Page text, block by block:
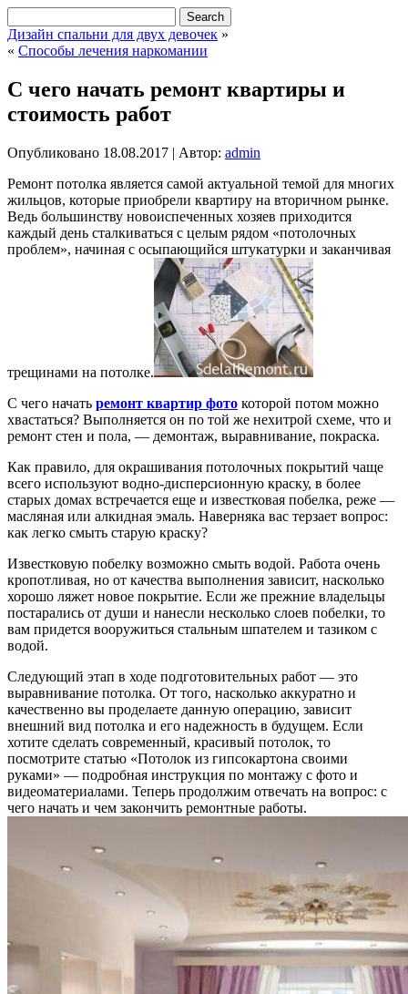
Дизайн спальни для двух девочек »
« Способы лечения наркомании
С чего начать ремонт квартиры и
стоимость работ
Опубликовано 18.08.2017 | Автор: admin
Ремонт потолка является самой актуальной темой для многих
жильцов, которые приобрели квартиру на вторичном рынке.
Ведь большинству новоиспеченных хозяев приходится
каждый день сталкиваться с целым рядом «потолочных
проблем», начиная с осыпающийся штукатурки и заканчивая
трещинами на потолке.
С чего начать ремонт квартир фото которой потом можно
хвастаться? Выполняется он по той же нехитрой схеме, что и
ремонт стен и пола, — демонтаж, выравнивание, покраска.
Как правило, для окрашивания потолочных покрытий чаще
всего используют водно-дисперсионную краску, в более
старых домах встречается еще и известковая побелка, реже —
масляная или алкидная эмаль. Наверняка вас терзает вопрос:
как легко смыть старую краску?
Известковую побелку возможно смыть водой. Работа очень
кропотливая, но от качества выполнения зависит, насколько
хорошо ляжет новое покрытие. Если же прежние владельцы
постарались от души и нанесли несколько слоев побелки, то
вам придется вооружиться стальным шпателем и тазиком с
водой.
Следующий этап в ходе подготовительных работ — это
выравнивание потолка. От того, насколько аккуратно и
качественно вы проделаете данную операцию, зависит
внешний вид потолка и его надежность в будущем. Если
хотите сделать современный, красивый потолок, то
посмотрите статью «Потолок из гипсокартона своими
руками» — подробная инструкция по монтажу с фото и
видеоматериалами. Теперь продолжим отвечать на вопрос: с
чего начать и чем закончить ремонтные работы.